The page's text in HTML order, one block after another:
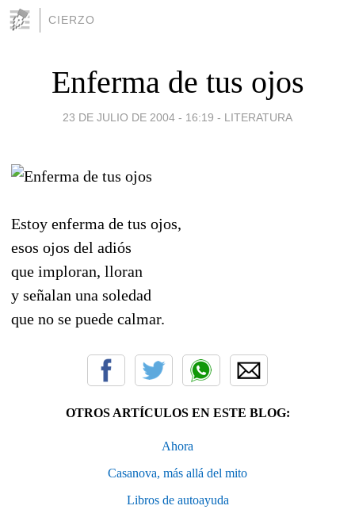
CIERZO
Enferma de tus ojos
23 DE JULIO DE 2004 - 16:19 - LITERATURA
Estoy enferma de tus ojos,
esos ojos del adiós
que imploran, lloran
y señalan una soledad
que no se puede calmar.
OTROS ARTÍCULOS EN ESTE BLOG:
Ahora
Casanova, más allá del mito
Libros de autoayuda